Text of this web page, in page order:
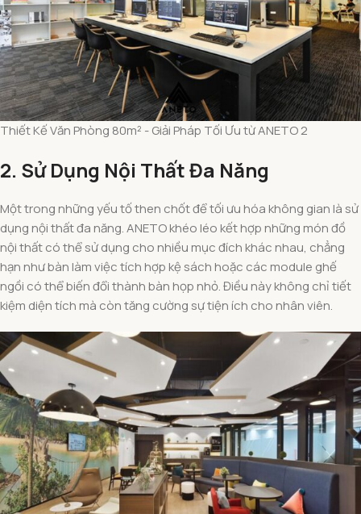
Thiết Kế Văn Phòng 80m² - Giải Pháp Tối Ưu từ ANETO 2
2. Sử Dụng Nội Thất Đa Năng
Một trong những yếu tố then chốt để tối ưu hóa không gian là sử
dụng nội thất đa năng. ANETO khéo léo kết hợp những món đồ
nội thất có thể sử dụng cho nhiều mục đích khác nhau, chẳng
hạn như bàn làm việc tích hợp kệ sách hoặc các module ghế
ngồi có thể biến đổi thành bàn họp nhỏ. Điều này không chỉ tiết
kiệm diện tích mà còn tăng cường sự tiện ích cho nhân viên.